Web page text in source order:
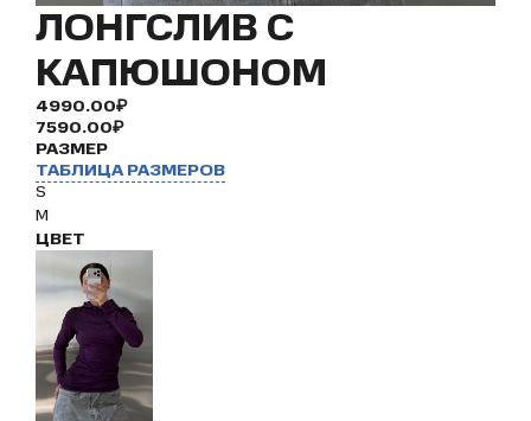
ЛОНГСЛИВ С
КАПЮШОНОМ
4990.00₽
7590.00₽
РАЗМЕР
ТАБЛИЦА РАЗМЕРОВ
S
M
ЦВЕТ